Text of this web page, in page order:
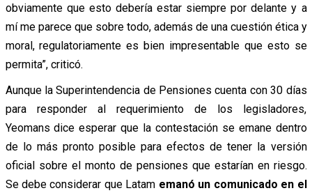
obviamente que esto debería estar siempre por delante y a
mí me parece que sobre todo, además de una cuestión ética y
moral, regulatoriamente es bien impresentable que esto se
permita”, criticó.
Aunque la Superintendencia de Pensiones cuenta con 30 días
para responder al requerimiento de los legisladores,
Yeomans dice esperar que la contestación se emane dentro
de lo más pronto posible para efectos de tener la versión
oficial sobre el monto de pensiones que estarían en riesgo.
Se debe considerar que Latam emanó un comunicado en el